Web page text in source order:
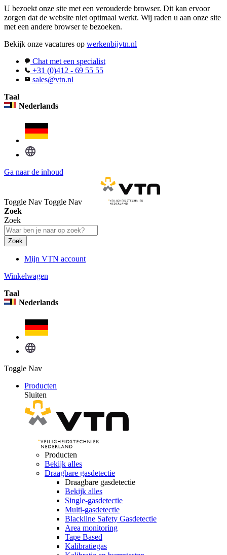
U bezoekt onze site met een verouderde browser. Dit kan ervoor
zorgen dat de website niet optimaal werkt. Wij raden u aan onze site
met een andere browser te bezoeken.
Bekijk onze vacatures op werkenbijvtn.nl
Chat met een specialist
+31 (0)412 - 69 55 55
sales@vtn.nl
Taal
Nederlands
Ga naar de inhoud
Toggle Nav Toggle Nav
Zoek
Zoek
Zoek
Mijn VTN account
Winkelwagen
Taal
Nederlands
Toggle Nav
Producten
Sluiten
Producten
Bekijk alles
Draagbare gasdetectie
Draagbare gasdetectie
Bekijk alles
Single-gasdetectie
Multi-gasdetectie
Blackline Safety Gasdetectie
Area monitoring
Tape Based
Kalibratiegas